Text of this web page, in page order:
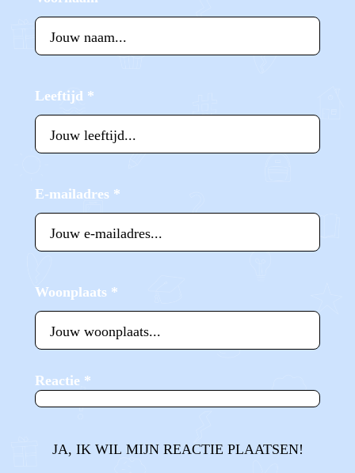
Leeftijd *
E-mailadres *
Woonplaats *
Reactie *
JA, IK WIL MIJN REACTIE PLAATSEN!